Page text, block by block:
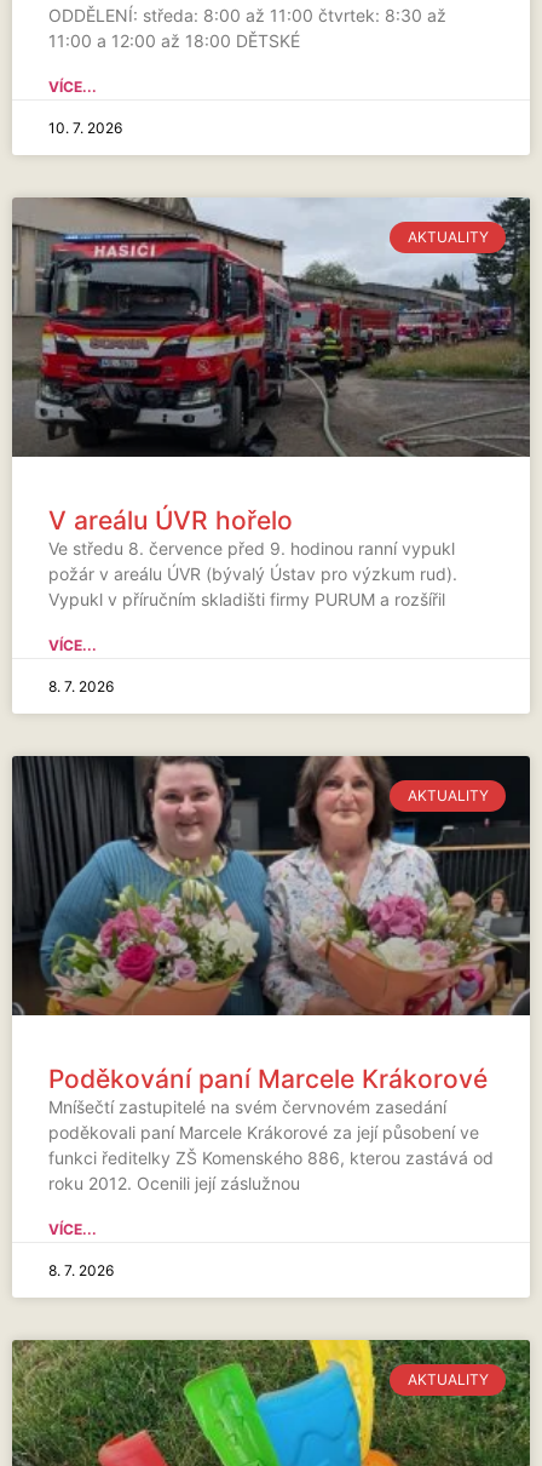
ODDĚLENÍ: středa: 8:00 až 11:00 čtvrtek: 8:30 až
11:00 a 12:00 až 18:00 DĚTSKÉ
VÍCE...
10. 7. 2026
AKTUALITY
V areálu ÚVR hořelo
Ve středu 8. července před 9. hodinou ranní vypukl
požár v areálu ÚVR (bývalý Ústav pro výzkum rud).
Vypukl v příručním skladišti firmy PURUM a rozšířil
VÍCE...
8. 7. 2026
AKTUALITY
Poděkování paní Marcele Krákorové
Mníšečtí zastupitelé na svém červnovém zasedání
poděkovali paní Marcele Krákorové za její působení ve
funkci ředitelky ZŠ Komenského 886, kterou zastává od
roku 2012. Ocenili její záslužnou
VÍCE...
8. 7. 2026
AKTUALITY